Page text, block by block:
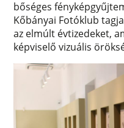
bőséges
Kőbányai Fotóklub
az elmúlt évtizedeket,
képviselő vizuális